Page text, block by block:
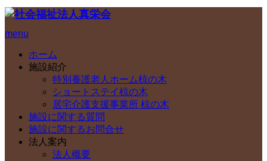
menu
ホーム
施設紹介
特別養護老人ホーム椋の木
ショートステイ椋の木
居宅介護支援事業所 椋の木
施設に関する質問
施設に関するお問合せ
法人案内
法人概要